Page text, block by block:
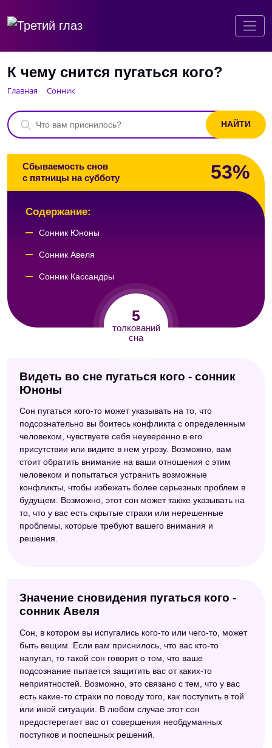
К чему снится пугаться кого?
Главная Сонник
Сбываемость снов
с пятницы на субботу
53%
5
толкований
сна
Содержание:
Сонник Юноны
Сонник Авеля
Сонник Кассандры
Видеть во сне пугаться кого - сонник
Юноны
Сон пугаться кого-то может указывать на то, что
подсознательно вы боитесь конфликта с определенным
человеком, чувствуете себя неуверенно в его
присутствии или видите в нем угрозу. Возможно, вам
стоит обратить внимание на ваши отношения с этим
человеком и попытаться устранить возможные
конфликты, чтобы избежать более серьезных проблем в
будущем. Возможно, этот сон может также указывать на
то, что у вас есть скрытые страхи или нерешенные
проблемы, которые требуют вашего внимания и
решения.
Значение сновидения пугаться кого -
сонник Авеля
Сон, в котором вы испугались кого-то или чего-то, может
быть вещим. Если вам приснилось, что вас кто-то
напугал, то такой сон говорит о том, что ваше
подсознание пытается защитить вас от каких-то
неприятностей. Возможно, это связано с тем, что у вас
есть какие-то страхи по поводу того, как поступить в той
или иной ситуации. В любом случае этот сон
предостерегает вас от совершения необдуманных
поступков и поспешных решений.